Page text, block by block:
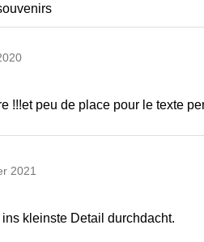
!!!et peu de place pour le texte
2021
kleinste Detail durchdacht.